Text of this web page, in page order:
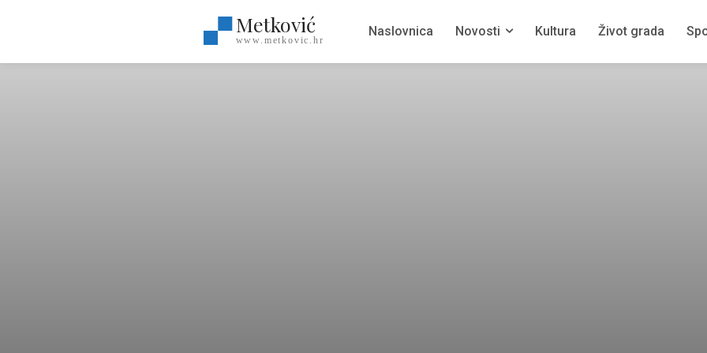
Metković
www.metkovic.hr
Naslovnica Novosti Kultura Život grada